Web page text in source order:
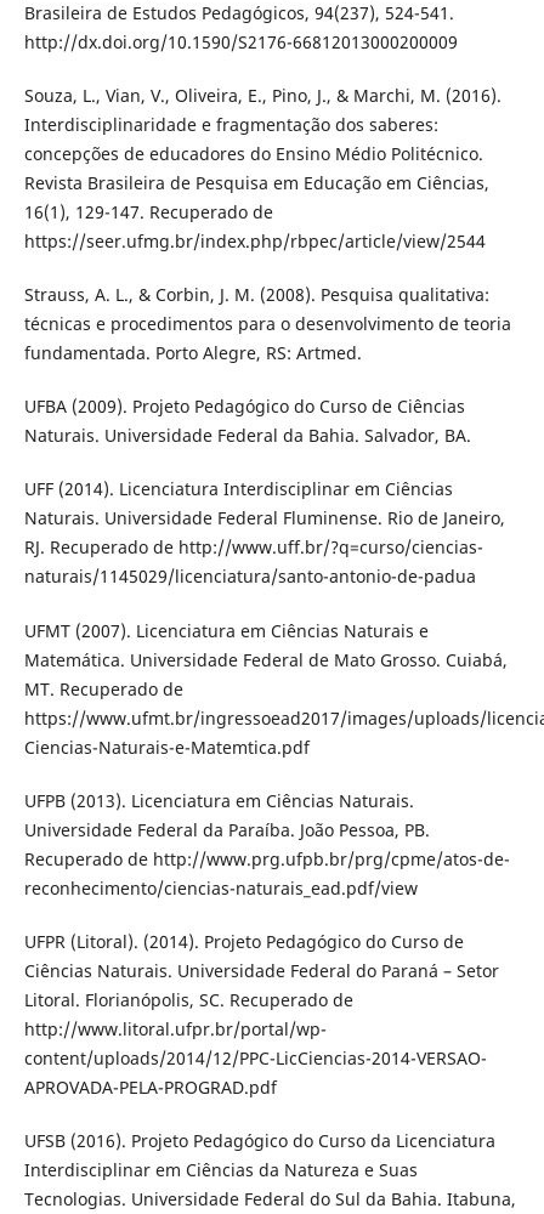
Brasileira de Estudos Pedagógicos, 94(237), 524-541.
http://dx.doi.org/10.1590/S2176-66812013000200009
Souza, L., Vian, V., Oliveira, E., Pino, J., & Marchi, M. (2016).
Interdisciplinaridade e fragmentação dos saberes:
concepções de educadores do Ensino Médio Politécnico.
Revista Brasileira de Pesquisa em Educação em Ciências,
16(1), 129-147. Recuperado de
https://seer.ufmg.br/index.php/rbpec/article/view/2544
Strauss, A. L., & Corbin, J. M. (2008). Pesquisa qualitativa:
técnicas e procedimentos para o desenvolvimento de teoria
fundamentada. Porto Alegre, RS: Artmed.
UFBA (2009). Projeto Pedagógico do Curso de Ciências
Naturais. Universidade Federal da Bahia. Salvador, BA.
UFF (2014). Licenciatura Interdisciplinar em Ciências
Naturais. Universidade Federal Fluminense. Rio de Janeiro,
RJ. Recuperado de http://www.uff.br/?q=curso/ciencias-
naturais/1145029/licenciatura/santo-antonio-de-padua
UFMT (2007). Licenciatura em Ciências Naturais e
Matemática. Universidade Federal de Mato Grosso. Cuiabá,
MT. Recuperado de
https://www.ufmt.br/ingressoead2017/images/uploads/
Ciencias-Naturais-e-Matemtica.pdf
UFPB (2013). Licenciatura em Ciências Naturais.
Universidade Federal da Paraíba. João Pessoa, PB.
Recuperado de http://www.prg.ufpb.br/prg/cpme/atos-de-
reconhecimento/ciencias-naturais_ead.pdf/view
UFPR (Litoral). (2014). Projeto Pedagógico do Curso de
Ciências Naturais. Universidade Federal do Paraná – Setor
Litoral. Florianópolis, SC. Recuperado de
http://www.litoral.ufpr.br/portal/wp-
content/uploads/2014/12/PPC-LicCiencias-2014-VERSAO-
APROVADA-PELA-PROGRAD.pdf
UFSB (2016). Projeto Pedagógico do Curso da Licenciatura
Interdisciplinar em Ciências da Natureza e Suas
Tecnologias. Universidade Federal do Sul da Bahia. Itabuna,